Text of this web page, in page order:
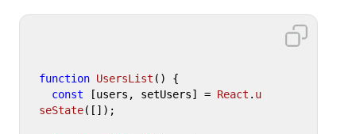
function UsersList ( ) {
const [users, setUsers] = React . u
seState([]);